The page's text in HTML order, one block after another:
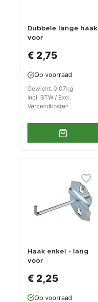
Dubbele lange haak
voor
€ 2,75
Op voorraad
Gewicht: 0.07kg
Incl. BTW / Excl.
Verzendkosten
Haak enkel - lang
voor
€ 2,25
Op voorraad